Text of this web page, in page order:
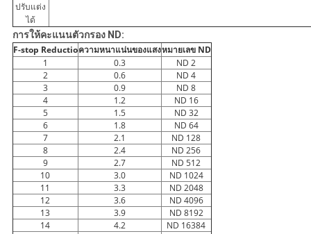
ปรับแต่ง
ได้
การให้คะแนนตัวกรอง ND:
F-stop Reductioความหนาแน่นของแสงหมายเลข ND
1
0.3
ND 2
2
0.6
ND 4
3
0.9
ND 8
4
1.2
ND 16
5
1.5
ND 32
6
1.8
ND 64
7
2.1
ND 128
8
2.4
ND 256
9
2.7
ND 512
10
3.0
ND 1024
11
3.3
ND 2048
12
3.6
ND 4096
13
3.9
ND 8192
14
4.2
ND 16384